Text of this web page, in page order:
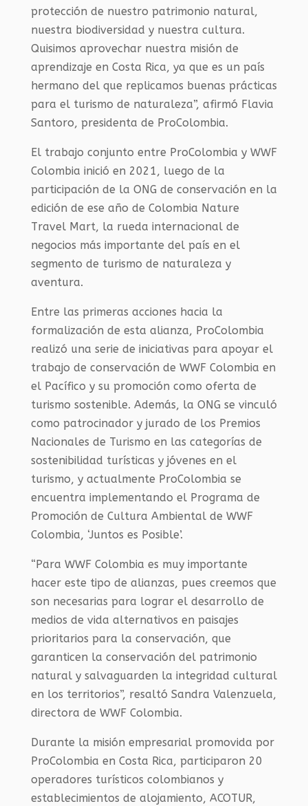
protección de nuestro patrimonio natural,
nuestra biodiversidad y nuestra cultura.
Quisimos aprovechar nuestra misión de
aprendizaje en Costa Rica, ya que es un país
hermano del que replicamos buenas prácticas
para el turismo de naturaleza”, afirmó Flavia
Santoro, presidenta de ProColombia.
El trabajo conjunto entre ProColombia y WWF
Colombia inició en 2021, luego de la
participación de la ONG de conservación en la
edición de ese año de Colombia Nature
Travel Mart, la rueda internacional de
negocios más importante del país en el
segmento de turismo de naturaleza y
aventura.
Entre las primeras acciones hacia la
formalización de esta alianza, ProColombia
realizó una serie de iniciativas para apoyar el
trabajo de conservación de WWF Colombia en
el Pacífico y su promoción como oferta de
turismo sostenible. Además, la ONG se vinculó
como patrocinador y jurado de los Premios
Nacionales de Turismo en las categorías de
sostenibilidad turísticas y jóvenes en el
turismo, y actualmente ProColombia se
encuentra implementando el Programa de
Promoción de Cultura Ambiental de WWF
Colombia, ‘Juntos es Posible’.
“Para WWF Colombia es muy importante
hacer este tipo de alianzas, pues creemos que
son necesarias para lograr el desarrollo de
medios de vida alternativos en paisajes
prioritarios para la conservación, que
garanticen la conservación del patrimonio
natural y salvaguarden la integridad cultural
en los territorios”, resaltó Sandra Valenzuela,
directora de WWF Colombia.
Durante la misión empresarial promovida por
ProColombia en Costa Rica, participaron 20
operadores turísticos colombianos y
establecimientos de alojamiento, ACOTUR,